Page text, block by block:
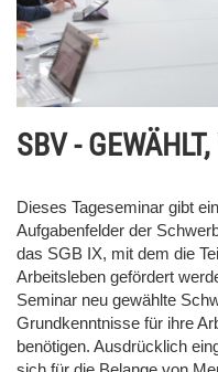
SBV -
Dieses Tageseminar gibt
Aufgabenfelder der
das SGB IX, mit dem die
Arbeitsleben gefördert
Seminar neu gewählte
Grundkenntnisse für ihre
benötigen. Ausdrücklich